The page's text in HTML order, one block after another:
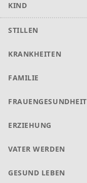
KIND
STILLEN
KRANKHEITEN
FAMILIE
FRAUENGESUNDHEIT
ERZIEHUNG
VATER WERDEN
GESUND LEBEN